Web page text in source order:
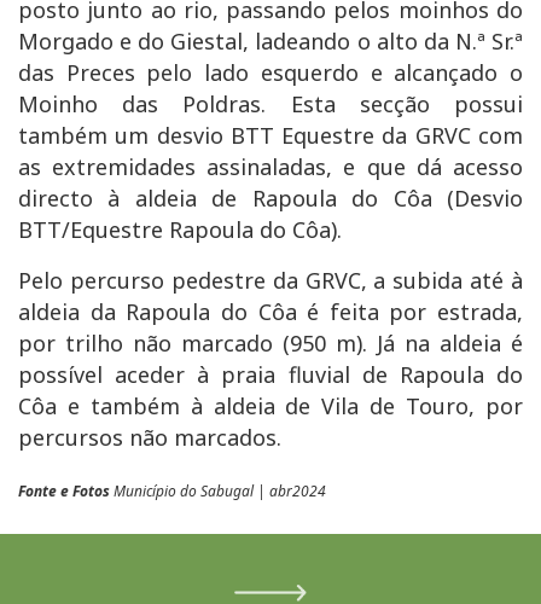
posto junto ao rio, passando pelos moinhos do
Morgado e do Giestal, ladeando o alto da N.ª Sr.ª
das Preces pelo lado esquerdo e alcançado o
Moinho das Poldras. Esta secção possui
também um desvio BTT Equestre da GRVC com
as extremidades assinaladas, e que dá acesso
directo à aldeia de Rapoula do Côa (Desvio
BTT/Equestre Rapoula do Côa).
Pelo percurso pedestre da GRVC, a subida até à
aldeia da Rapoula do Côa é feita por estrada,
por trilho não marcado (950 m). Já na aldeia é
possível aceder à praia fluvial de Rapoula do
Côa e também à aldeia de Vila de Touro, por
percursos não marcados.
Fonte e FotosMunicípio do Sabugal | abr2024